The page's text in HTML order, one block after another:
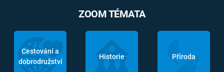
ZOOM TÉMATA
Cestování a
dobrodružství
Historie Příroda